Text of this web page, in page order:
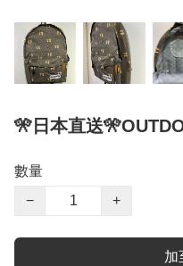
🎌日本直送
數量
−
+
加